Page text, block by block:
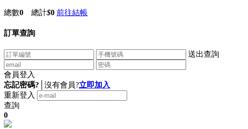
總數0 總計$0 前往結帳
訂單查詢
送出查詢
會員登入
忘記密碼?
沒有會員?立即加入
重新登入
查詢
0